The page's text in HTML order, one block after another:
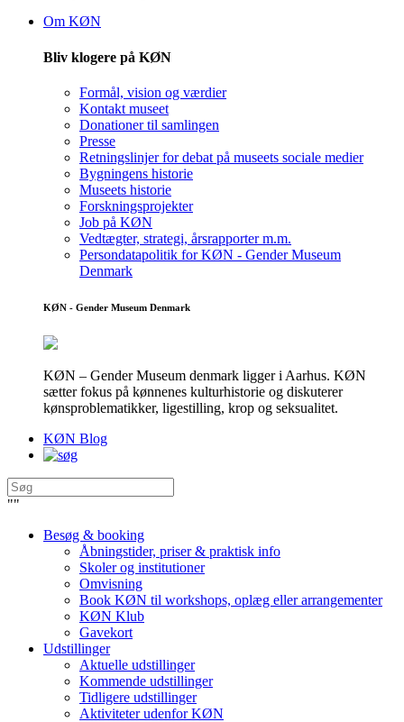
Om KØN
Bliv klogere på KØN
Formål, vision og værdier
Kontakt museet
Donationer til samlingen
Presse
Retningslinjer for debat på museets sociale medier
Bygningens historie
Museets historie
Forskningsprojekter
Job på KØN
Vedtægter, strategi, årsrapporter m.m.
Persondatapolitik for KØN - Gender Museum
Denmark
KØN - Gender Museum Denmark
KØN – Gender Museum denmark ligger i Aarhus. KØN
sætter fokus på kønnenes kulturhistorie og diskuterer
kønsproblematikker, ligestilling, krop og seksualitet.
KØN Blog
""
Besøg & booking
Åbningstider, priser & praktisk info
Skoler og institutioner
Omvisning
Book KØN til workshops, oplæg eller arrangementer
KØN Klub
Gavekort
Udstillinger
Aktuelle udstillinger
Kommende udstillinger
Tidligere udstillinger
Aktiviteter udenfor KØN